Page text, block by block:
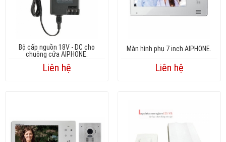
Bộ cấp nguồn 18V - DC cho
chuông cửa AIPHONE.
Liên hệ
Màn hình phụ 7 inch AIPHONE.
Liên hệ